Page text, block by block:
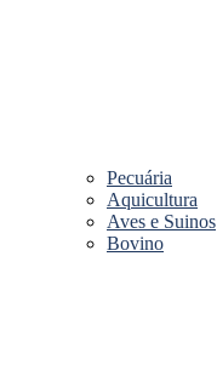
Pecuária
Aquicultura
Aves e Suinos
Bovino